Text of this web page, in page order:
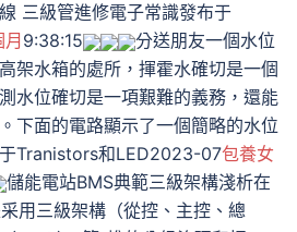
三級管進修電子常識發布于
9:38:15
分送朋友一個水位
架水箱的處所，揮霍水確切是一個
水位確切是一項艱難的義務，還能
下面的電路顯示了一個簡略的水位
Tranistors和LED2023-07包養女
儲能電站BMS典範三級架構淺析在
用三級架構（從控、主控、總